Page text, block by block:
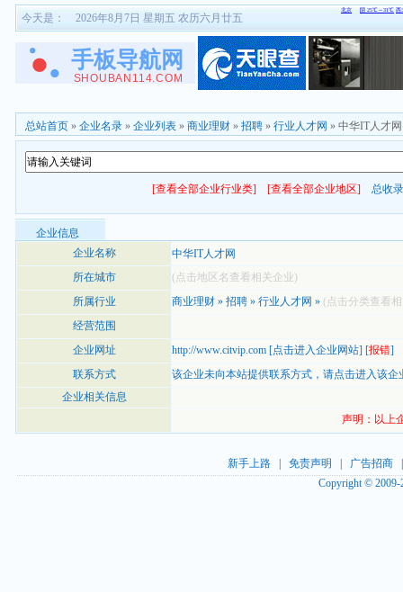
今天是： 2026年8月7日 星期五 农历六月廿五
总站首页 » 企业名录 » 企业列表 » 商业理财 » 招聘 » 行业人才网 » 中华IT人才网
[查看全部企业行业类] [查看全部企业地区] 总收
企业信息
企业名称
中华IT人才网
所在城市
(点击地区名查看相关企业)
所属行业
商业理财 » 招聘 » 行业人才网 » (点击分类查看
经营范围
企业网址
http://www.citvip.com [点击进入企业网站] [报错]
联系方式
该企业未向本站提供联系方式， 请点击进入该企
企业相关信息
声明：以上
新手上路| 免责声明 广告招商
Copyright ©